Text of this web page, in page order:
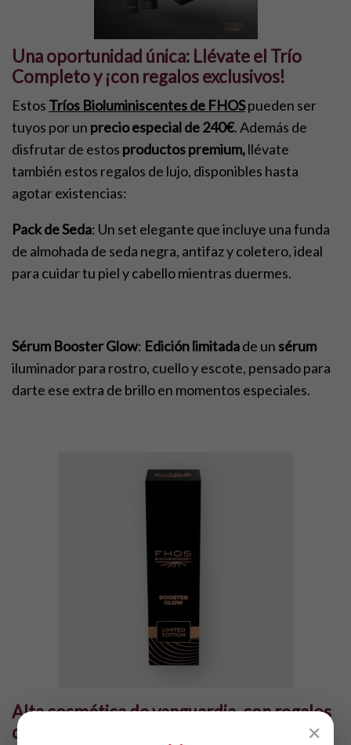
Una oportunidad única: Llévate el Trío
Completo y ¡con regalos exclusivos!
Estos Tríos Bioluminiscentes de FHOSpueden ser
tuyos por un precio especial de 240€. Además de
disfrutar de estos productos premium,llévate
también estos regalos de lujo, disponibles hasta
agotar existencias:
Pack de Seda: Un set elegante que incluye una funda
de almohada de seda negra, antifaz y coletero, ideal
para cuidar tu piel y cabello mientras duermes.
Sérum Booster Glow: Edición limitadade un sérum
iluminador para rostro, cuello y escote, pensado para
darte ese extra de brillo en momentos especiales.
Alta cosmética de vanguardia, con regalos
que potencian tu belleza
✕